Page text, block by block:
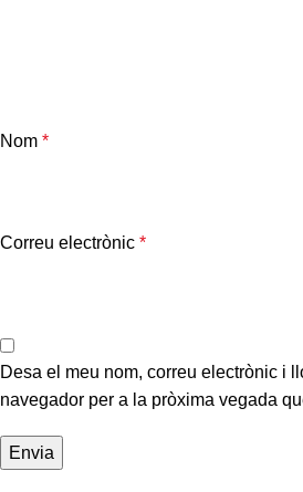
Nom *
Correu electrònic *
Desa el meu nom, correu electrònic i
navegador per a la pròxima vegada